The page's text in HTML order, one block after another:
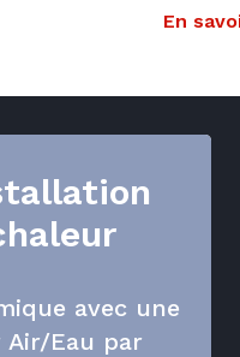
En
avec une
Air/Eau par